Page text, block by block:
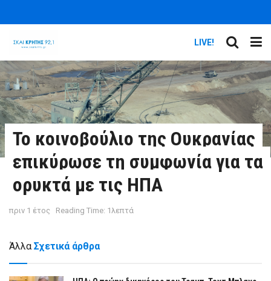
LIVE!
Το κοινοβούλιο της Ουκρανίας
επικύρωσε τη συμφωνία για τα
ορυκτά με τις ΗΠΑ
πριν 1 έτος Reading Time: 1λεπτά
Άλλα Σχετικά άρθρα